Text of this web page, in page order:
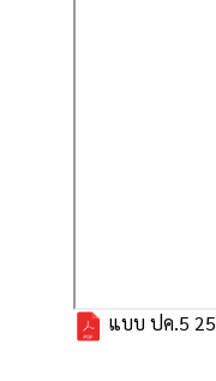
แบบ ปค.5